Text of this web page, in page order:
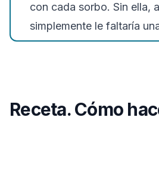
con cada sorbo. Sin ella,
simplemente le faltaría
Receta. Cómo